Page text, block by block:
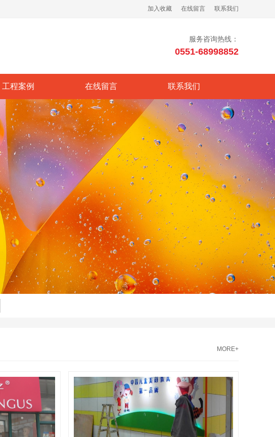
加入收藏 在线留言 联系我们
服务咨询热线：
0551-68998852
工程案例 在线留言 联系我们
MORE+